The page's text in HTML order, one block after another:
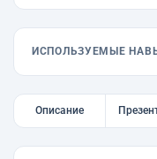
ИСПОЛЬЗУЕМЫЕ
Описание